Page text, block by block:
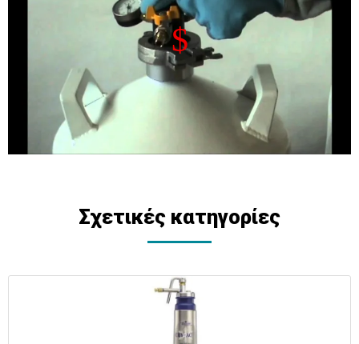
Σχετικές κατηγορίες